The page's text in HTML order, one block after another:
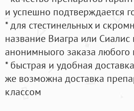
и успешно подтверждается
* для стестинельных и
название Виагра или Сиалис
анонимныого заказа
* быстрая и удобная
же возможна доставка
классом